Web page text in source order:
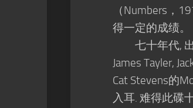
（Numbers，
得一定的成绩。
七十年代, 出
James Tayler,
Cat Stevens的
入耳. 难得此碟